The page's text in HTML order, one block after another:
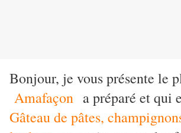
Bonjour, je vous présente le
Amafaçon a préparé et qui
Gâteau de pâtes,